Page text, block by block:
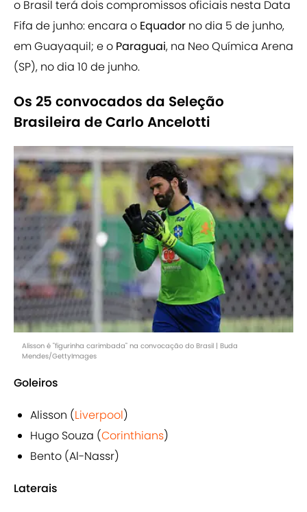
o Brasil terá dois compromissos oficiais nesta Data
Fifa de junho: encara o Equador no dia 5 de junho,
em Guayaquil; e o Paraguai, na Neo Química Arena
(SP), no dia 10 de junho.
Os 25 convocados da Seleção
Brasileira de Carlo Ancelotti
Alisson é "figurinha carimbada" na convocação do Brasil | Buda
Mendes/GettyImages
Goleiros
Alisson (Liverpool)
Hugo Souza (Corinthians)
Bento (Al-Nassr)
Laterais